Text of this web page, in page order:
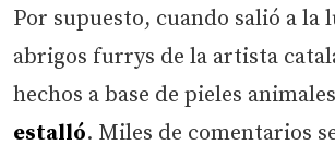
Por supuesto, cuando salió a la
abrigos furrys de la artista
hechos a base de pieles animales
estalló. Miles de comentarios